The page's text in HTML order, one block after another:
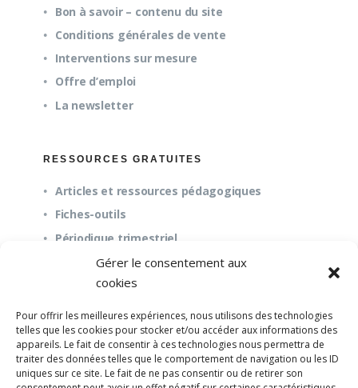
Gérer le consentement aux
cookies
Pour offrir les meilleures expériences, nous utilisons des technologies
telles que les cookies pour stocker et/ou accéder aux informations des
appareils. Le fait de consentir à ces technologies nous permettra de
traiter des données telles que le comportement de navigation ou les ID
uniques sur ce site. Le fait de ne pas consentir ou de retirer son
Bon à savoir – contenu du site
Conditions générales de vente
Interventions sur mesure
Offre d’emploi
La newsletter
RESSOURCES GRATUITES
Articles et ressources pédagogiques
Fiches-outils
Périodique trimestriel
À propos
Questions fréquentes (FAQ)
Mission et pédagogie